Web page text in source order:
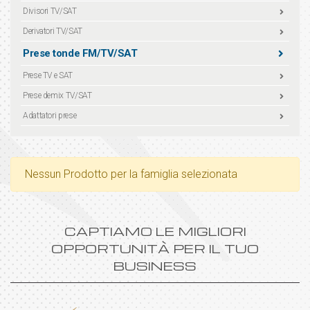
Divisori TV/SAT
Derivatori TV/SAT
Prese tonde FM/TV/SAT
Prese TV e SAT
Prese demix TV/SAT
Adattatori prese
Nessun Prodotto per la famiglia selezionata
CAPTIAMO LE MIGLIORI
OPPORTUNITÀ PER IL TUO
BUSINESS